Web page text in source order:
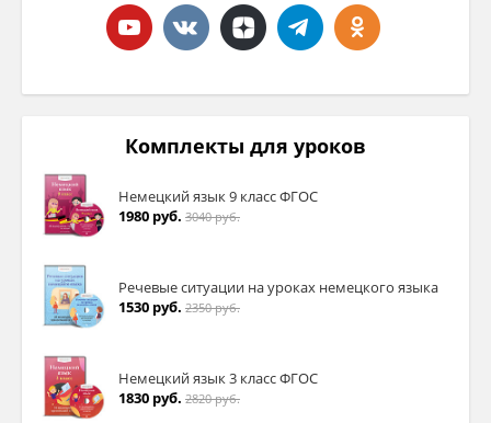
Комплекты для уроков
Немецкий язык 9 класс ФГОС
1980 руб. 3040 руб.
Речевые ситуации на уроках немецкого языка
1530 руб. 2350 руб.
Немецкий язык 3 класс ФГОС
1830 руб. 2820 руб.